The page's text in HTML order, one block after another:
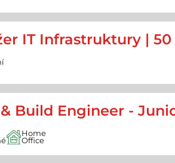
IT Infrastruktury |
Build Engineer -
Home
Office